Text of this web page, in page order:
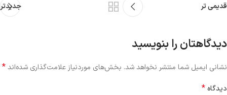
جدیدتر قدیمی تر
دیدگاهتان را بنویسید
نشانی ایمیل شما منتشر نخواهد شد. بخش‌های موردنیاز علامت‌گذاری شده‌اند*
دیدگاه *